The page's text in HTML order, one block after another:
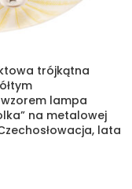
trójkątna
lampa
na metalowej
lata